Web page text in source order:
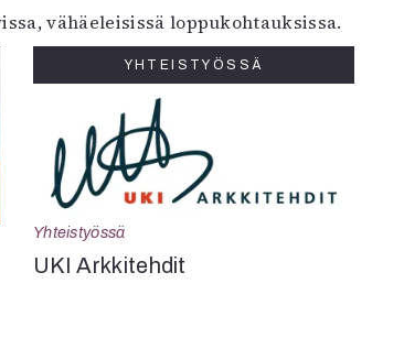
vähäeleisissä loppukohtauksissa.
YHTEISTYÖSSÄ
Yhteistyössä
UKI Arkkitehdit